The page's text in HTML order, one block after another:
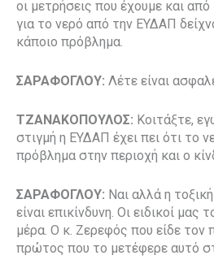
οι μετρήσεις που έχουμε και
για το νερό από την ΕΥΔΑΠ
κάποιο πρόβλημα.
ΣΑΡΑΦΟΓΛΟΥ: Λέτε είναι
ΤΖΑΝΑΚΟΠΟΥΛΟΣ: Κοιτάξτε,
στιγμή η ΕΥΔΑΠ έχει πει ότι το
πρόβλημα στην περιοχή και ο
ΣΑΡΑΦΟΓΛΟΥ: Ναι αλλά η
είναι επικίνδυνη. Οι ειδικοί
μέρα. Ο κ. Ζερεφός που είδε τον
πρώτος που το μετέφερε αυτό